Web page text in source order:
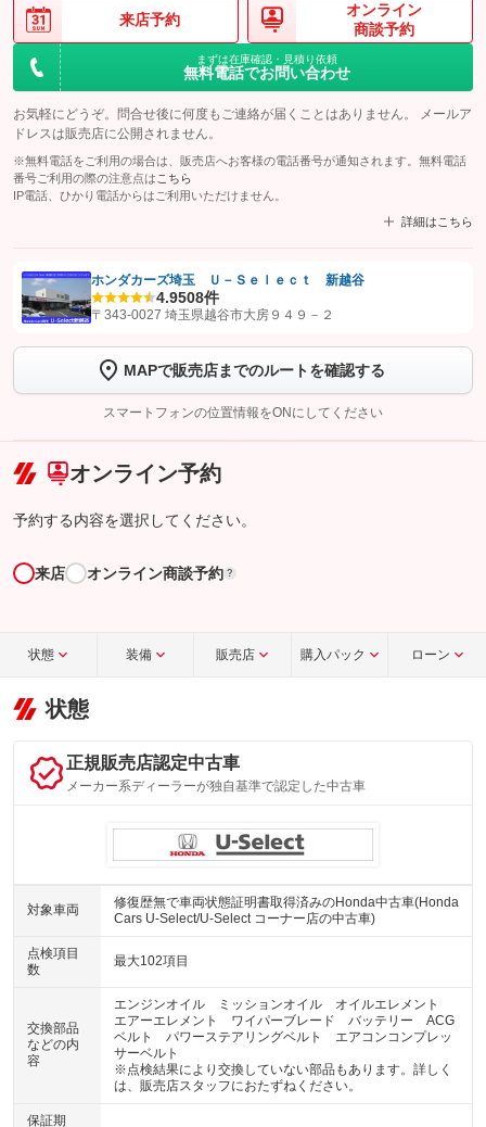
来店予約
オンライン
商談予約
まずは在庫確認・見積り依頼
無料電話でお問い合わせ
お気軽にどうぞ。問合せ後に何度もご連絡が届くことはありません。 メールア
ドレスは販売店に公開されません。
※無料電話をご利用の場合は、販売店へお客様の電話番号が通知されます。無料電話
番号ご利用の際の注意点は こちら
IP電話、ひかり電話からはご利用いただけません。
詳細はこちら
【STEP1】認証画面でグーネットを友だち追加してから「許可する」ボタンを押
トーク画面で
ボタンをタップして問い合わせを
完了してください。
こちら
ホンダカーズ埼玉 Ｕ－Ｓｅｌｅｃｔ 新越谷
4.9508件
〒343-0027 埼玉県越谷市大房９４９－２
MAPで販売店までのルートを確認する
スマートフォンの位置情報をONにしてください
オンライン予約
予約する内容を選択してください。
来店 オンライン商談予約 ?
状態 装備 販売店 購入パック ローン
状態
正規販売店認定中古車
メーカー系ディーラーが独自基準で認定した中古車
対象車両
修復歴無で車両状態証明書取得済みのHonda中古車(Honda
Cars U-Select/U-Select コーナー店の中古車)
点検項目
数
最大102項目
交換部品
などの内
容
エンジンオイル ミッションオイル オイルエレメント
エアーエレメント ワイパーブレード バッテリー ACG
ベルト パワーステアリングベルト エアコンコンプレッ
サーベルト
※点検結果により交換していない部品もあります。詳しく
は、販売店スタッフにおたずねください。
保証期